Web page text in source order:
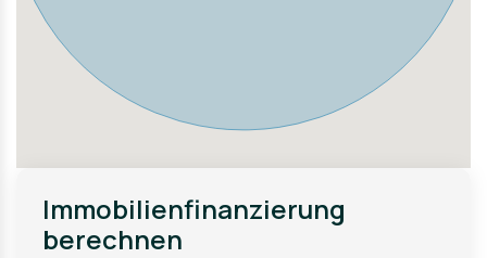
Immobilienfinanzierung
berechnen